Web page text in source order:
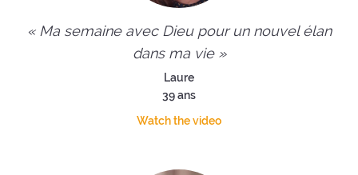
« Ma semaine avec Dieu pour un nouvel élan
dans ma vie »
Laure
39 ans
Watch the video